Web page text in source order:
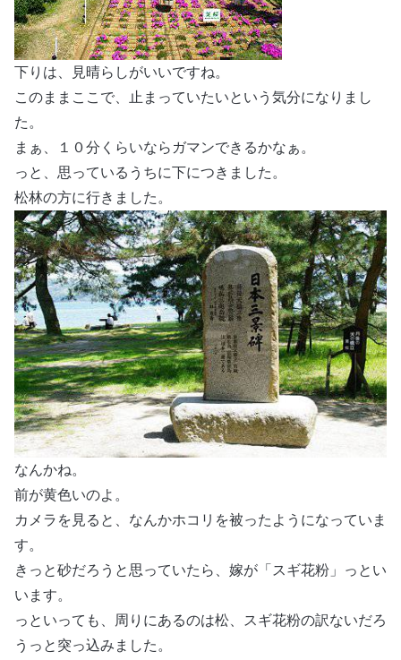
下りは、見晴らしがいいですね。
このままここで、止まっていたいという気分になりまし
た。
まぁ、１０分くらいならガマンできるかなぁ。
っと、思っているうちに下につきました。
松林の方に行きました。
なんかね。
前が黄色いのよ。
カメラを見ると、なんかホコリを被ったようになっていま
す。
きっと砂だろうと思っていたら、嫁が「スギ花粉」っとい
います。
っといっても、周りにあるのは松、スギ花粉の訳ないだろ
うっと突っ込みました。